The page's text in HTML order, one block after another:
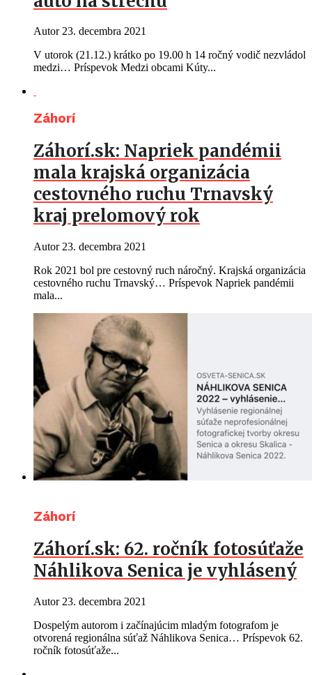
Autor23. decembra 2021
V utorok (21.12.) krátko po 19.00 h 14 ročný vodič nezvládol
medzi… Príspevok Medzi obcami Kúty...
Záhorí
Záhorí.sk: Napriek pandémii
mala krajská organizácia
cestovného ruchu Trnavský
kraj prelomový rok
Autor 23. decembra 2021
Rok 2021 bol pre cestovný ruch náročný. Krajská organizácia
cestovného ruchu Trnavský… Príspevok Napriek pandémii
mala...
Záhorí
Záhorí.sk: 62. ročník fotosúťaže
Náhlikova Senica je vyhlásený
Autor 23. decembra 2021
Dospelým autorom i začínajúcim mladým fotografom je
otvorená regionálna súťaž Náhlikova Senica… Príspevok 62.
ročník fotosúťaže...